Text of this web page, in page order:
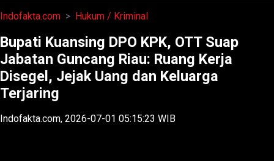
Indofakta.com Hukum / Kriminal
Bupati Kuansing DPO KPK, OTT Suap
Jabatan Guncang Riau: Ruang Kerja
Disegel, Jejak Uang dan Keluarga
Terjaring
Indofakta.com, 2026-07-01 05:15:23 WIB